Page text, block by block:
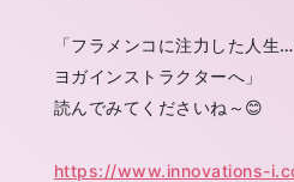
「フラメンコに注力した人
ヨガインストラクターへ」
読んでみてくださいね～😊
https://www.innovations-